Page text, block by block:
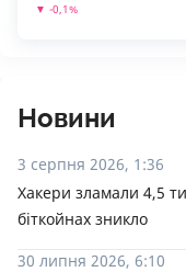
▼ -0,1%
Новини
3 серпня 2026, 1:36
Хакери зламали 4,5
біткойнах зникло
30 липня 2026, 6:10